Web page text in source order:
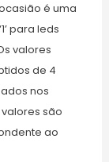
é uma
para leds
valores
de 4
nos
são
ao